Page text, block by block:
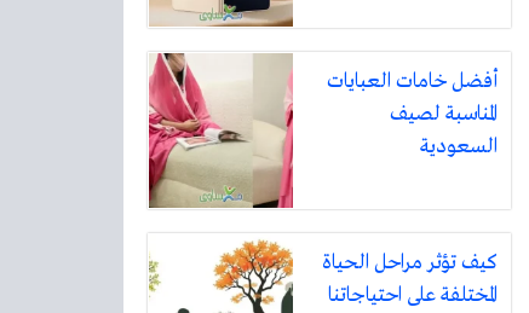
أفضل خامات العبايات
المناسبة لصيف
السعودية
كيف تؤثر مراحل الحياة
المختلفة على احتياجاتنا